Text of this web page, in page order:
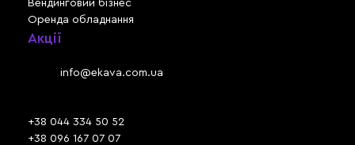
Вендинговий бізнес
Оренда обладнання
Акції
info@ekava.com.ua
+38 044 334 50 52
+38 096 167 07 07